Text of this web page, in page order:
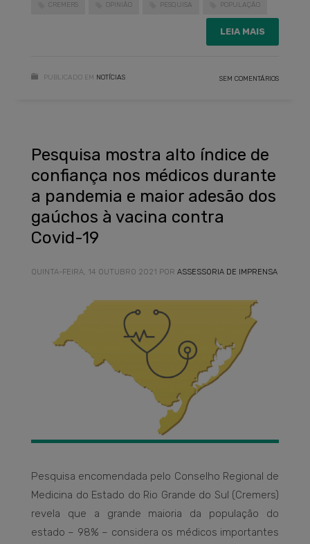
CREMERS OPINIÃO PESQUISA POPULAÇÃO
LEIA MAIS
PUBLICADO EM NOTÍCIAS SEM COMENTÁRIOS
Pesquisa mostra alto índice de
confiança nos médicos durante
a pandemia e maior adesão dos
gaúchos à vacina contra
Covid-19
QUINTA-FEIRA, 14 OUTUBRO 2021 POR ASSESSORIA DE IMPRENSA
Pesquisa encomendada pelo Conselho Regional de
Medicina do Estado do Rio Grande do Sul (Cremers)
revela que a grande maioria da população do
estado – 98% – considera os médicos importantes